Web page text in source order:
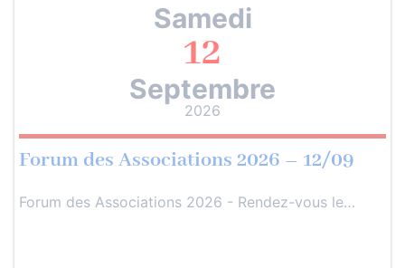
Samedi
12
Septembre
2026
Forum des Associations 2026 – 12/09
Forum des Associations 2026 - Rendez-vous le…